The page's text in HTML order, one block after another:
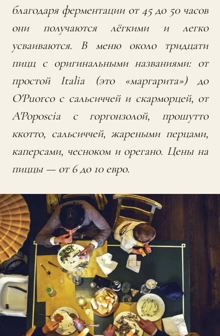
благодаря ферментации от 45 до 50 часов
они получаются лёгкими и легко
усваиваются. В меню около тридцати
пицц с оригинальными названиями: от
простой Italia (это «маргарита») до
O'Puorco с сальсиччей и скарморцей, от
A'Poposcia с горгонзолой, прошутто
ккотто, сальсиччей, жареными перцами,
каперсами, чесноком и орегано. Цены на
пиццы — от 6 до 10 евро.